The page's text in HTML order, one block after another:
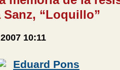
Sanz, “Loquillo”
10:11